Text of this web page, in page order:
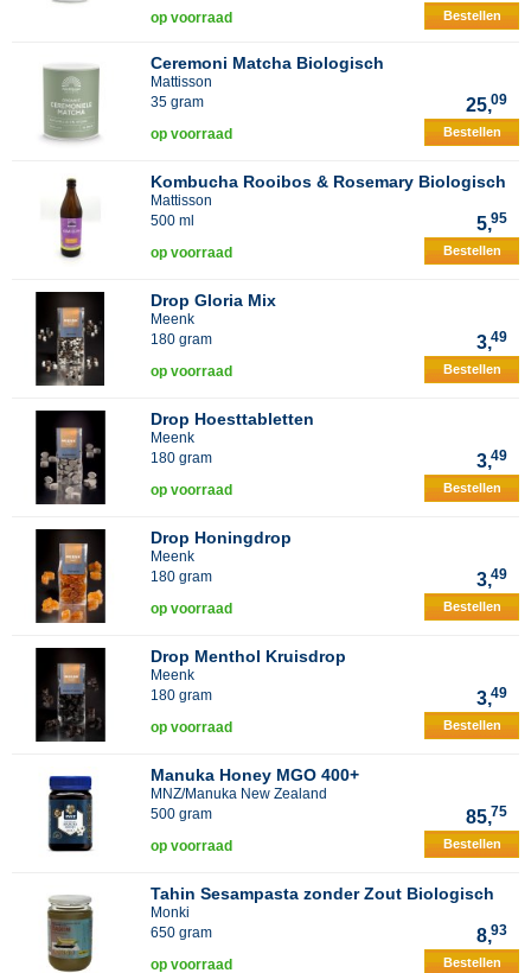
op voorraad Bestellen
Ceremoni Matcha Biologisch
Mattisson
35 gram
25,09
op voorraad Bestellen
Kombucha Rooibos & Rosemary Biologisch
Mattisson
500 ml
5,95
op voorraad Bestellen
Drop Gloria Mix
Meenk
180 gram
3,49
op voorraad Bestellen
Drop Hoesttabletten
Meenk
180 gram
3,49
op voorraad Bestellen
Drop Honingdrop
Meenk
180 gram
3,49
op voorraad Bestellen
Drop Menthol Kruisdrop
Meenk
180 gram
3,49
op voorraad Bestellen
Manuka Honey MGO 400+
MNZ/Manuka New Zealand
500 gram
85,75
op voorraad Bestellen
Tahin Sesampasta zonder Zout Biologisch
Monki
650 gram
8,93
op voorraad Bestellen